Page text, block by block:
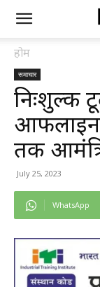
होम
समाचार
निःशुल्क
आफलाईन
तक
July 25, 2023
WhatsApp